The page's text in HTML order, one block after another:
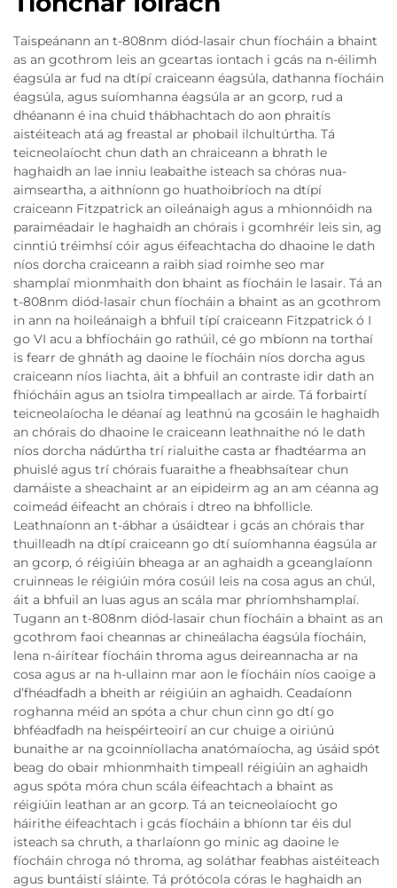
Taispeánann an t-808nm diód-lasair chun fíocháin a bhaint
as an gcothrom leis an gceartas iontach i gcás na n-éilimh
éagsúla ar fud na dtípí craiceann éagsúla, dathanna fíocháin
éagsúla, agus suíomhanna éagsúla ar an gcorp, rud a
dhéanann é ina chuid thábhachtach do aon phraitís
aistéiteach atá ag freastal ar phobail ilchultúrtha. Tá
teicneolaíocht chun dath an chraiceann a bhrath le
haghaidh an lae inniu leabaithe isteach sa chóras nua-
aimseartha, a aithníonn go huathoibríoch na dtípí
craiceann Fitzpatrick an oileánaigh agus a mhionnóidh na
paraiméadair le haghaidh an chórais i gcomhréir leis sin, ag
cinntiú tréimhsí cóir agus éifeachtacha do dhaoine le dath
níos dorcha craiceann a raibh siad roimhe seo mar
shamplaí mionmhaith don bhaint as fíocháin le lasair. Tá an
t-808nm diód-lasair chun fíocháin a bhaint as an gcothrom
in ann na hoileánaigh a bhfuil típí craiceann Fitzpatrick ó I
go VI acu a bhfíocháin go rathúil, cé go mbíonn na torthaí
is fearr de ghnáth ag daoine le fíocháin níos dorcha agus
craiceann níos liachta, áit a bhfuil an contraste idir dath an
fhiócháin agus an tsiolra timpeallach ar airde. Tá forbairtí
teicneolaíocha le déanaí ag leathnú na gcosáin le haghaidh
an chórais do dhaoine le craiceann leathnaithe nó le dath
níos dorcha nádúrtha trí rialuithe casta ar fhadtéarma an
phuislé agus trí chórais fuaraithe a fheabhsaítear chun
damáiste a sheachaint ar an eipideirm ag an am céanna ag
coimeád éifeacht an chórais i dtreo na bhfollicle.
Leathnaíonn an t-ábhar a úsáidtear i gcás an chórais thar
thuilleadh na dtípí craiceann go dtí suíomhanna éagsúla ar
an gcorp, ó réigiúin bheaga ar an aghaidh a gceanglaíonn
cruinneas le réigiúin móra cosúil leis na cosa agus an chúl,
áit a bhfuil an luas agus an scála mar phríomhshamplaí.
Tugann an t-808nm diód-lasair chun fíocháin a bhaint as an
gcothrom faoi cheannas ar chineálacha éagsúla fíocháin,
lena n-áirítear fíocháin throma agus deireannacha ar na
cosa agus ar na h-ullainn mar aon le fíocháin níos caoige a
d’fhéadfadh a bheith ar réigiúin an aghaidh. Ceadaíonn
roghanna méid an spóta a chur chun cinn go dtí go
bhféadfadh na heispéirteoirí an cur chuige a oiriúnú
bunaithe ar na gcoinníollacha anatómaíocha, ag úsáid spót
beag do obair mhionmhaith timpeall réigiúin an aghaidh
agus spóta móra chun scála éifeachtach a bhaint as
réigiúin leathan ar an gcorp. Tá an teicneolaíocht go
háirithe éifeachtach i gcás fíocháin a bhíonn tar éis dul
isteach sa chruth, a tharlaíonn go minic ag daoine le
fíocháin chroga nó throma, ag soláthar feabhas aistéiteach
agus buntáistí sláinte. Tá prótócola córas le haghaidh an